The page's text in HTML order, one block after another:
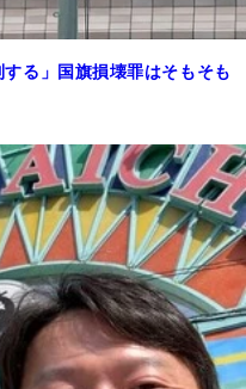
る」国旗損壊罪はそもそも